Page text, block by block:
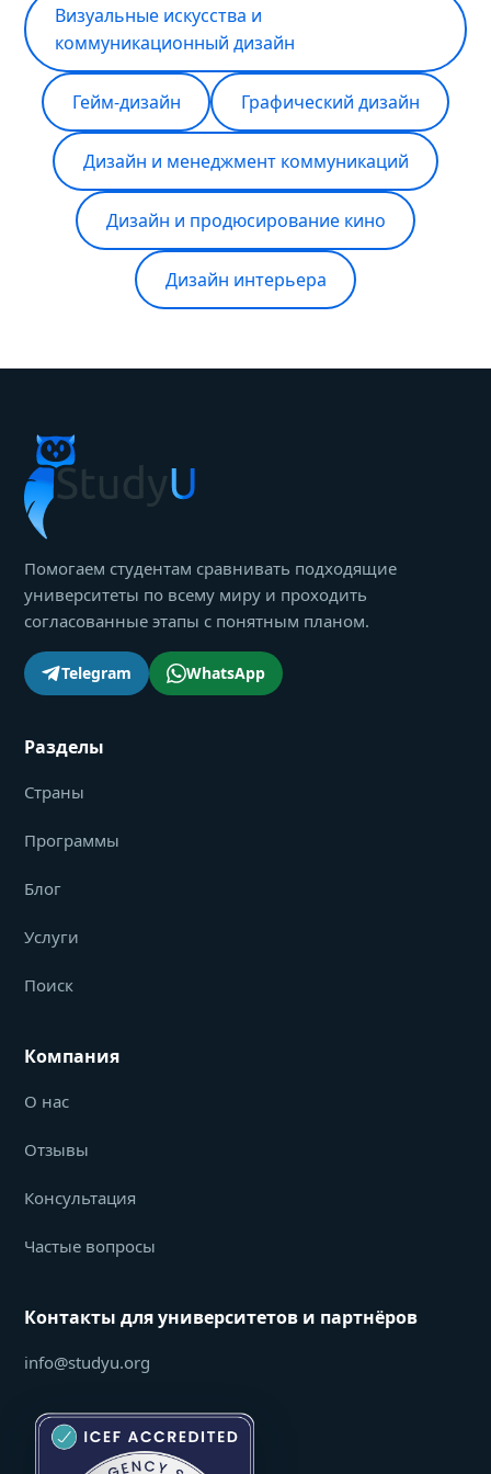
Визуальные искусства и
коммуникационный дизайн
Гейм-дизайн Графический дизайн
Дизайн и менеджмент коммуникаций
Дизайн и продюсирование кино
Дизайн интерьера
Помогаем студентам сравнивать подходящие
университеты по всему миру и проходить
согласованные этапы с понятным планом.
Telegram WhatsApp
Разделы
Страны
Программы
Блог
Услуги
Поиск
Компания
О нас
Отзывы
Консультация
Частые вопросы
Контакты для университетов и партнёров
info@studyu.org